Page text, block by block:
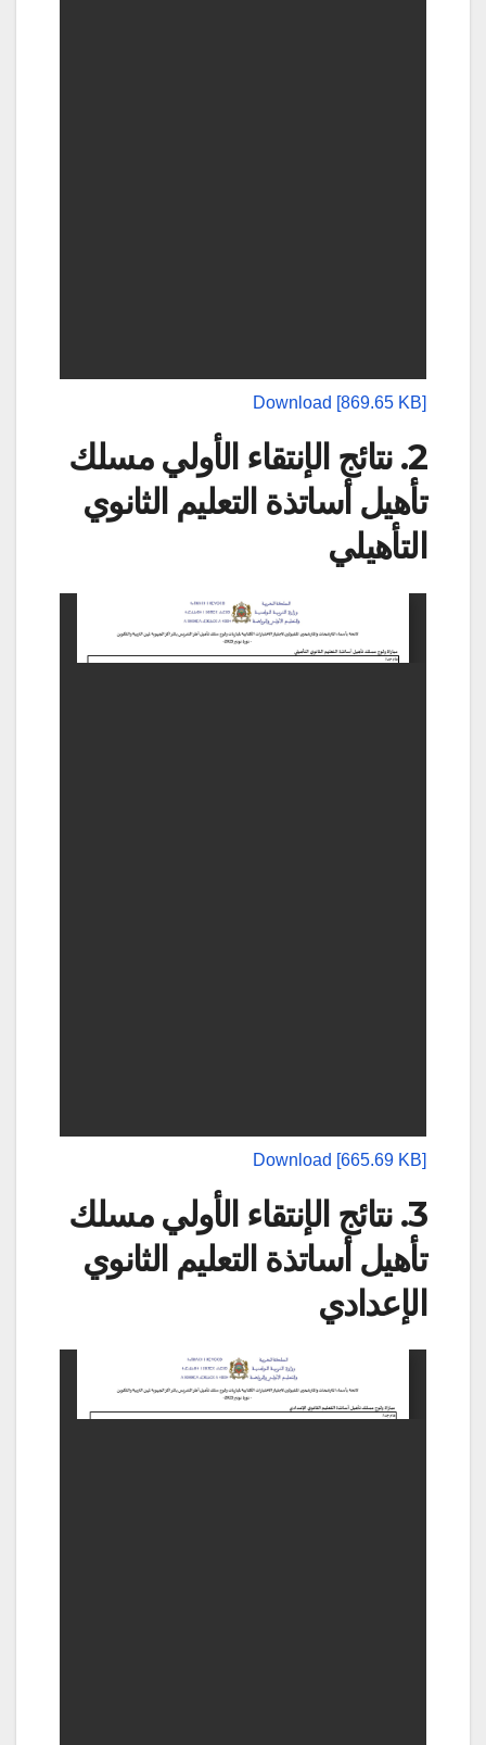
Download [869.65 KB]
2. نتائج الإنتقاء الأولي مسلك
تأهيل أساتذة التعليم الثانوي
التأهيلي
Download [665.69 KB]
3. نتائج الإنتقاء الأولي مسلك
تأهيل أساتذة التعليم الثانوي
الإعدادي